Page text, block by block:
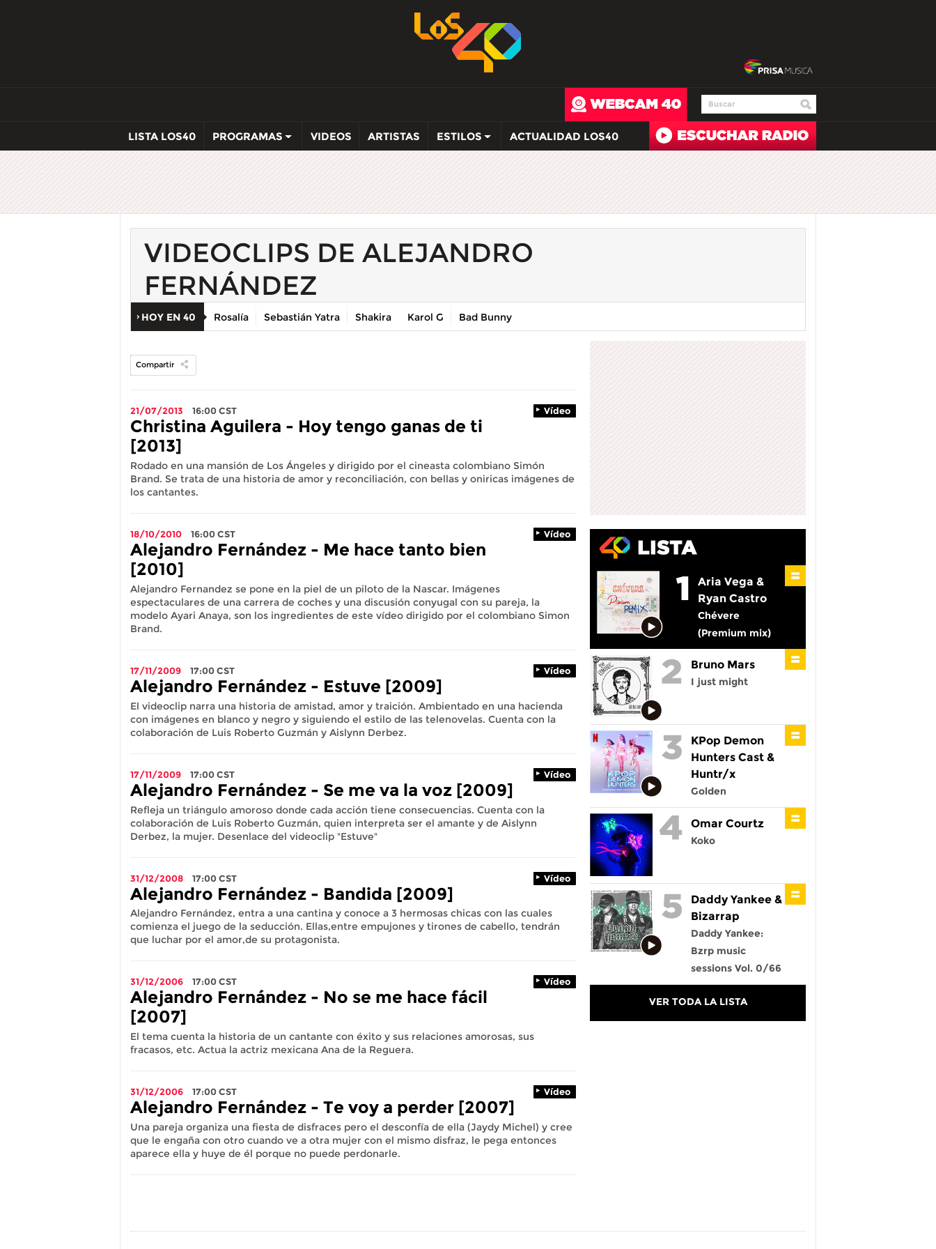
LISTA LOS40 PROGRAMAS VIDEOS ARTISTAS ESTILOS ACTUALIDAD LOS40
VIDEOCLIPS DE ALEJANDRO
FERNÁNDEZ
HOY EN 40 Rosalía Sebastián Yatra Shakira Karol G Bad Bunny
Compartir
21/07/2013 16:00CST Vídeo
Christina Aguilera - Hoy tengo ganas de ti
[2013]
Rodado en una mansión de Los Ángeles y dirigido por el cineasta colombiano Simón
Brand. Se trata de una historia de amor y reconciliación, con bellas y oniricas imágenes de
los cantantes.
18/10/2010 16:00CST Vídeo
Alejandro Fernández - Me hace tanto bien
[2010]
Alejandro Fernandez se pone en la piel de un piloto de la Nascar. Imágenes
espectaculares de una carrera de coches y una discusión conyugal con su pareja, la
modelo Ayari Anaya, son los ingredientes de este vídeo dirigido por el colombiano Simon
Brand.
17/11/2009 17:00CST Vídeo
Alejandro Fernández - Estuve [2009]
El videoclip narra una historia de amistad, amor y traición. Ambientado en una hacienda
con imágenes en blanco y negro y siguiendo el estilo de las telenovelas. Cuenta con la
colaboración de Luis Roberto Guzmán y Aislynn Derbez.
17/11/2009 17:00CST Vídeo
Alejandro Fernández - Se me va la voz [2009]
Refleja un triángulo amoroso donde cada acción tiene consecuencias. Cuenta con la
colaboración de Luis Roberto Guzmán, quien interpreta ser el amante y de Aislynn
Derbez, la mujer. Desenlace del videoclip "Estuve"
31/12/2008 17:00CST Vídeo
Alejandro Fernández - Bandida [2009]
Alejandro Fernández, entra a una cantina y conoce a 3 hermosas chicas con las cuales
comienza el juego de la seducción. Ellas,entre empujones y tirones de cabello, tendrán
que luchar por el amor,de su protagonista.
31/12/2006 17:00CST Vídeo
Alejandro Fernández - No se me hace fácil
[2007]
El tema cuenta la historia de un cantante con éxito y sus relaciones amorosas, sus
fracasos, etc. Actua la actriz mexicana Ana de la Reguera.
31/12/2006 17:00CST Vídeo
Alejandro Fernández - Te voy a perder [2007]
Una pareja organiza una fiesta de disfraces pero el desconfía de ella (Jaydy Michel) y cree
que le engaña con otro cuando ve a otra mujer con el mismo disfraz, le pega entonces
aparece ella y huye de él porque no puede perdonarle.
Aria Vega &
Ryan Castro
Chévere
(Premium mix)
Bruno Mars
I just might
KPop Demon
Hunters Cast &
Huntr/x
Golden
Omar Courtz
Koko
Daddy Yankee &
Bizarrap
Daddy Yankee:
Bzrp music
sessions Vol. 0/66
VER TODA LA LISTA